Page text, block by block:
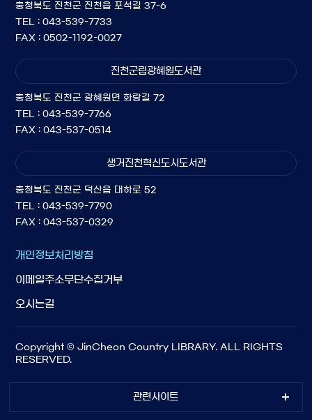
관련사이트
충청북도 진천군 진천읍 포석길 37-6
TEL : 043-539-7733
FAX : 0502-1192-0027
진천군립광혜원도서관
충청북도 진천군 광혜원면 화랑길 72
TEL : 043-539-7766
FAX : 043-537-0514
생거진천혁신도시도서관
충청북도 진천군 덕산읍 대하로 52
TEL : 043-539-7790
FAX : 043-537-0329
개인정보처리방침
이메일주소무단수집거부
오시는길
Copyright © JinCheon Country LIBRARY. ALL RIGHTS
RESERVED.